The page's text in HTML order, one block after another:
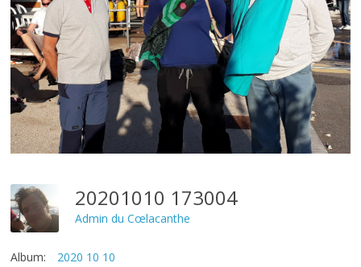
20201010 173004
Admin du Cœlacanthe
Album: 2020 10 10